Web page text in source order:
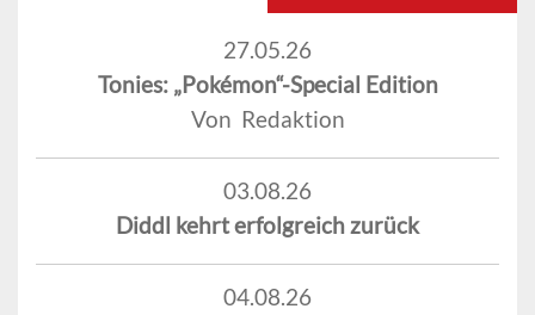
27.05.26
Tonies: „Pokémon“-Special Edition
Von Redaktion
03.08.26
Diddl kehrt erfolgreich zurück
04.08.26